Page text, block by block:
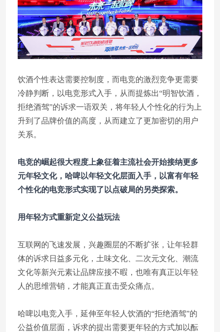
饮酒个性表达需要控制度，而电竞的激烈竞争更需要
冷静判断，以电竞形式入手，从而提炼出“明智饮酒，
拒绝酒驾”的诉求一语双关，将年轻人个性化的行为上
升到了品牌价值的高度，从而建立了更加密切的用户
关系。
电竞的崛起很大程度上象征着主流社会开始接纳更多
元年轻文化，哈啤以年轻文化层面入手，以富有年轻
个性化的电竞形式实现了以点破局的另类探索。
用年轻方式重新定义公益玩法
互联网的飞速发展，兴趣圈层的不断扩张，让年轻群
体的诉求日益多元化，土味文化、二次元文化、潮流
文化等新兴元素让品牌应接不暇，也唯有真正以年轻
人的思维营销，才能真正直击受众痛点。
哈啤以电竞入手，延伸至年轻人饮酒的“拒绝酒驾”的
公益价值层面，诉求的提出需要更年轻的方式加以酝